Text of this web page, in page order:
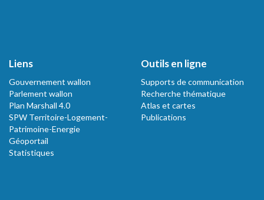
Liens
Gouvernement wallon
Parlement wallon
Plan Marshall 4.0
SPW Territoire-Logement-
Patrimoine-Energie
Géoportail
Statistiques
Outils en ligne
Supports de communication
Recherche thématique
Atlas et cartes
Publications